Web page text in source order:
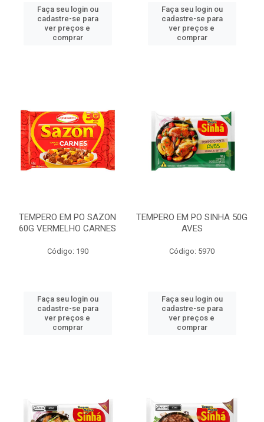
Faça seu login ou
cadastre-se para
ver preços e
comprar
Faça seu login ou
cadastre-se para
ver preços e
comprar
TEMPERO EM PO SAZON
60G VERMELHO CARNES
Código: 190
Faça seu login ou
cadastre-se para
ver preços e
comprar
TEMPERO EM PO SINHA 50G
AVES
Código: 5970
Faça seu login ou
cadastre-se para
ver preços e
comprar